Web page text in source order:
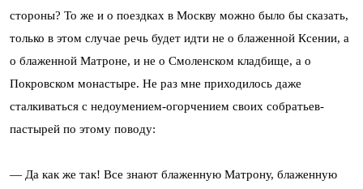
стороны? То же и о поездках в Москву можно было бы сказать,
только в этом случае речь будет идти не о блаженной Ксении, а
о блаженной Матроне, и не о Смоленском кладбище, а о
Покровском монастыре. Не раз мне приходилось даже
сталкиваться с недоумением-огорчением своих собратьев-
пастырей по этому поводу:
— Да как же так! Все знают блаженную Матрону, блаженную